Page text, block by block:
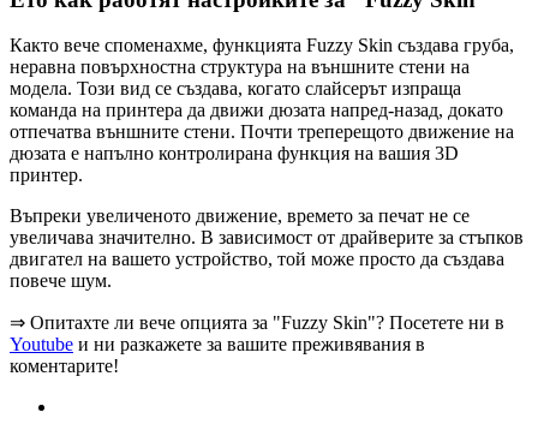
Както вече споменахме, функцията Fuzzy Skin създава груба,
неравна повърхностна структура на външните стени на
модела. Този вид се създава, когато слайсерът изпраща
команда на принтера да движи дюзата напред-назад, докато
отпечатва външните стени. Почти треперещото движение на
дюзата е напълно контролирана функция на вашия 3D
принтер.
Въпреки увеличеното движение, времето за печат не се
увеличава значително. В зависимост от драйверите за стъпков
двигател на вашето устройство, той може просто да създава
повече шум.
⇒ Опитахте ли вече опцията за "Fuzzy Skin"? Посетете ни в
Youtube и ни разкажете за вашите преживявания в
коментарите!